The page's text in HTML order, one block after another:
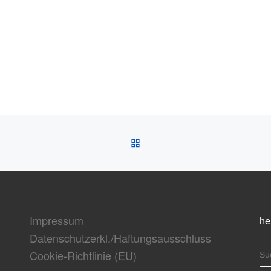
Impressum
Datenschutzerkl./Haftungsausschluss
Cookie-Richtlinie (EU)